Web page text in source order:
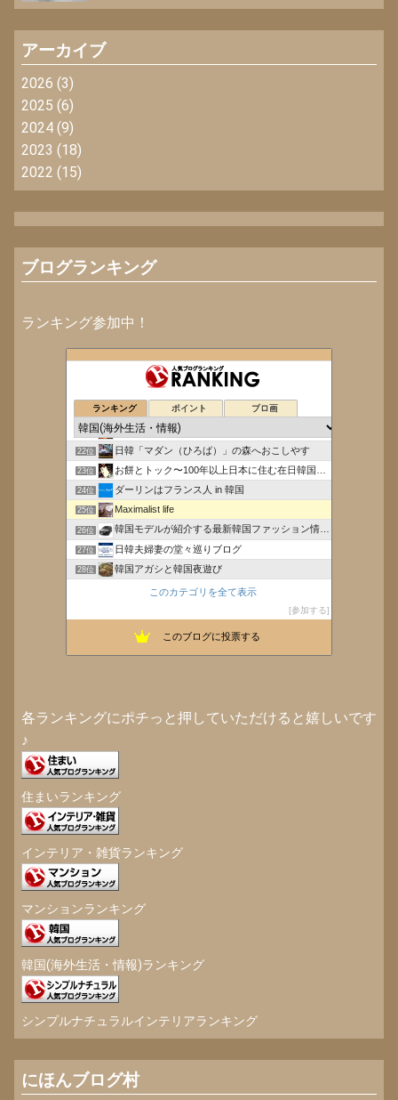
アーカイブ
2026 (3)
2025 (6)
2024 (9)
2023 (18)
2022 (15)
ブログランキング
ランキング参加中！
ランキング ポイント ブロ画
喫茶ロックで流星群を。
毎日楽しく暮らしてます in 韓国。
my sweet seoul
21位 イチローのソウル街角てんてん探偵団
22位 日韓「マダン（ひろば）」の森へおこしやす
23位 お餅とトック〜100年以上日本に住む在日韓国・朝鮮人の物語〜
24位 ダーリンはフランス人 in 韓国
25位 Maximalist life
26位 韓国モデルが紹介する最新韓国ファッション情報配信
27位 日韓夫婦妻の堂々巡りブログ
28位 韓国アガシと韓国夜遊び
韓国B級グルメ
大阪、NY、東京、ハワイ、韓国 次はどこ
このカテゴリを全て表示
参加する
このブログに投票する
各ランキングにポチっと押していただけると嬉しいです
♪
住まいランキング
インテリア・雑貨ランキング
マンションランキング
韓国(海外生活・情報)ランキング
シンプルナチュラルインテリアランキング
にほんブログ村